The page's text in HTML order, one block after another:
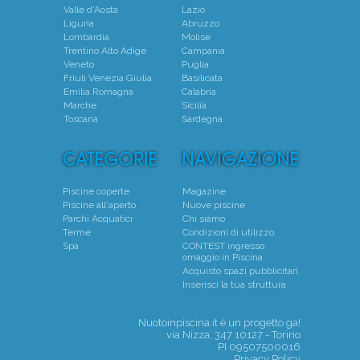
Valle d'Aosta
Liguria
Lombardia
Trentino Alto Adige
Veneto
Friuli Venezia Giulia
Emilia Romagna
Marche
Toscana
Lazio
Abruzzo
Molise
Campania
Puglia
Basilicata
Calabria
Sicilia
Sardegna
Piscine coperte
Piscine all'aperto
Parchi Acquatici
Terme
Spa
Magazine
Nuove piscine
Chi siamo
Condizioni di utilizzo
CONTEST ingresso
omaggio in Piscina
Acquisto spazi pubblicitari
Inserisci la tua struttura
Nuotoinpiscina.it è un progetto ga!
via Nizza, 347 10127 - Torino
PI 09507500016